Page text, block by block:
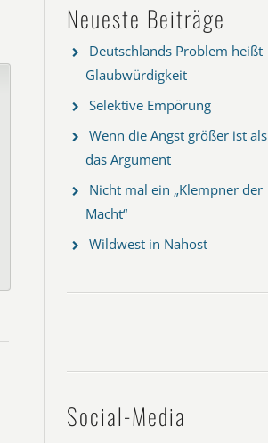
Neueste Beiträge
Deutschlands Problem heißt
Glaubwürdigkeit
Selektive Empörung
Wenn die Angst größer ist als
das Argument
Nicht mal ein „Klempner der
Macht“
Wildwest in Nahost
Social-Media